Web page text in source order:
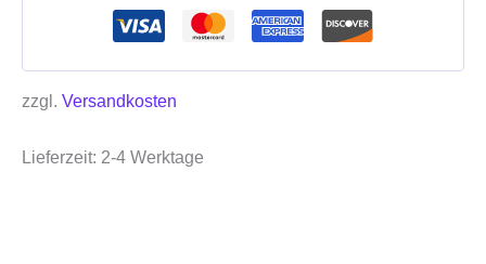
zzgl. Versandkosten
Lieferzeit: 2-4 Werktage